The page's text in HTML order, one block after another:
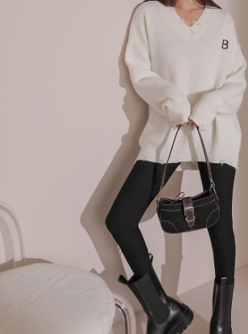
4. Dalam masa 30 minit selepas pesanan
untuk mengesahkan transaksi atau jika tidak lulus
akan dibatalkan secara automatik. Jika terdapat
semakan khusus" yang tidak lulus, ini menunjukkan
penilaian tidak mencukupi, tiada penjelasan
penilaian boleh diberikan.
【Penerangan Kaedah Pembayaran】
1. Pembayaran ansuran tidak digabungkan dalam
"Pembayaran Ansuran Gogo" akan menghantar
pembayaran selepas tarikh penyelesaian bulanan.
2. Melalui pautan SMS untuk membuka bil, anda
membayar melalui "Kod bar kedai serbaneka /
Mobile / Pemindahan bank / Pembayaran J街口 /
【Nota Penting】
1. Perkhidmatan ini disediakan oleh "Taiwan Mobile
membolehkan pengguna membeli produk atau
perkhidmatan ini semasa transaksi, dan kedai akan
tuntutan harga jual/beli ansuran kepada syarikat ini
menggunakan bil syarikat ini.
2. Berdasarkan tujuan kontrak persetujuan